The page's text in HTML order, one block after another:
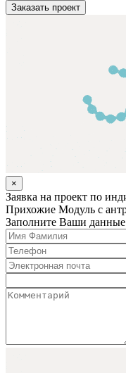
Заказать проект
×
Заявка на проект по
Прихожие Модуль с
Заполните Ваши данные